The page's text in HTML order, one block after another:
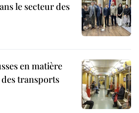
le secteur des
en matière
transports